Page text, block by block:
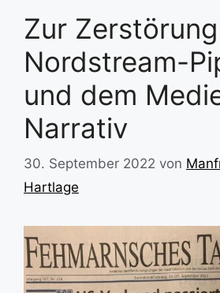
Zur
Nordstream-
und dem
Narrativ
30. September 2022 von
Hartlage